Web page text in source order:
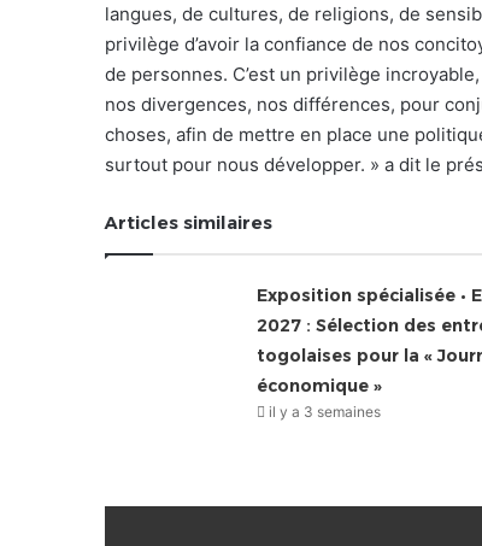
langues, de cultures, de religions, de
privilège d’avoir la confiance de nos
de personnes. C’est un privilège
nos divergences, nos différences, pour
choses, afin de mettre en place une
surtout pour nous développer. » a dit le
Articles similaires
Exposition spécialisée •
2027 : Sélection des
togolaises pour la «
économique »
il y a 3 semaines